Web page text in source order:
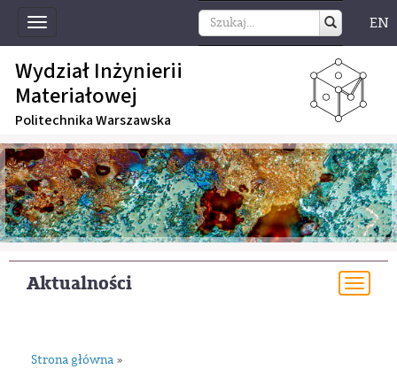
Toggle
navigation
EN
Wydział Inżynierii
Materiałowej
Politechnika Warszawska
Aktualności
Strona główna »